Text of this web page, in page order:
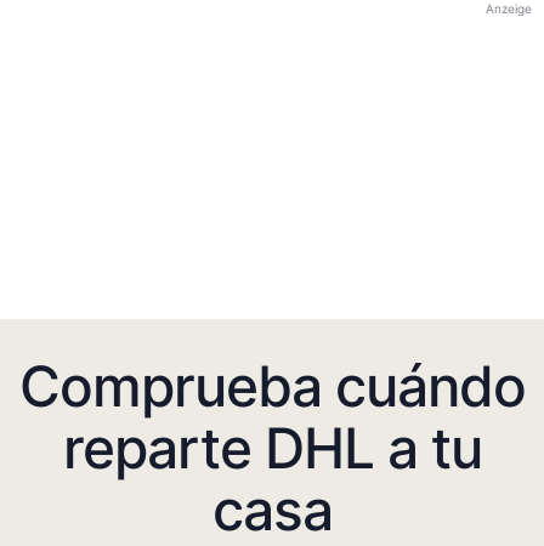
Anzeige
Comprueba cuándo
reparte DHL a tu
casa